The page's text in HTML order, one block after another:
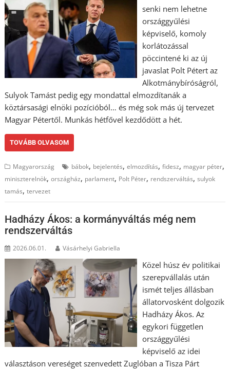
senki nem lehetne
országgyűlési
képviselő, komoly
korlátozással
pöccintené ki az új
javaslat Polt Pétert az
Alkotmánybíróságról,
Sulyok Tamást pedig egy mondattal elmozdítanák a
köztársasági elnöki pozícióból… és még sok más új tervezet
Magyar Pétertől. Munkás hétfővel kezdődött a hét.
TOVÁBB OLVASOM
Magyarország bábok, bejelentés,elmozdítás,fidesz, magyar péter,
miniszterelnök,országház, parlament, Polt Péter, rendszerváltás,sulyok
tamás,tervezet
Hadházy Ákos: a kormányváltás még nem
rendszerváltás
2026.06.01. Vásárhelyi Gabriella
Közel húsz év politikai
szerepvállalás után
ismét teljes állásban
állatorvosként dolgozik
Hadházy Ákos. Az
egykori független
országgyűlési
képviselő az idei
választáson vereséget szenvedett Zuglóban a Tisza Párt